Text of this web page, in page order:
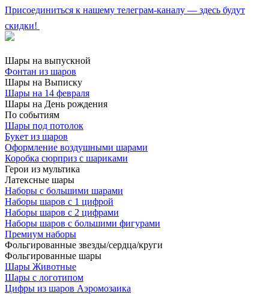
Присоединиться к нашему телеграм-каналу — здесь будут
скидки!
Шары на выпускной
Фонтан из шаров
Шары на Выписку
Шары на 14 февраля
Шары на День рождения
По событиям
Шары под потолок
Букет из шаров
Оформление воздушными шарами
Коробка сюрприз с шариками
Герои из мультика
Латексные шары
Наборы с большими шарами
Наборы шаров с 1 цифрой
Наборы шаров с 2 цифрами
Наборы шаров с большими фигурами
Премиум наборы
Фольгированные звезды/сердца/круги
Фольгированные шары
Шары Животные
Шары с логотипом
Цифры из шаров Аэромозаика